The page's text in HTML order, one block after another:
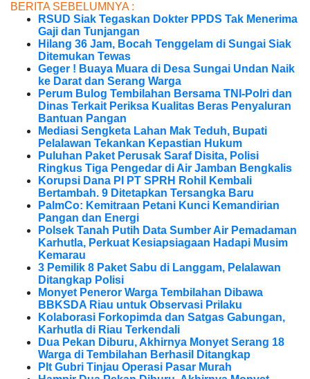
BERITA SEBELUMNYA :
RSUD Siak Tegaskan Dokter PPDS Tak Menerima
Gaji dan Tunjangan
Hilang 36 Jam, Bocah Tenggelam di Sungai Siak
Ditemukan Tewas
Geger ! Buaya Muara di Desa Sungai Undan Naik
ke Darat dan Serang Warga
Perum Bulog Tembilahan Bersama TNI-Polri dan
Dinas Terkait Periksa Kualitas Beras Penyaluran
Bantuan Pangan
Mediasi Sengketa Lahan Mak Teduh, Bupati
Pelalawan Tekankan Kepastian Hukum
Puluhan Paket Perusak Saraf Disita, Polisi
Ringkus Tiga Pengedar di Air Jamban Bengkalis
Korupsi Dana PI PT SPRH Rohil Kembali
Bertambah. 9 Ditetapkan Tersangka Baru
PalmCo: Kemitraan Petani Kunci Kemandirian
Pangan dan Energi
Polsek Tanah Putih Data Sumber Air Pemadaman
Karhutla, Perkuat Kesiapsiagaan Hadapi Musim
Kemarau
3 Pemilik 8 Paket Sabu di Langgam, Pelalawan
Ditangkap Polisi
Monyet Peneror Warga Tembilahan Dibawa
BBKSDA Riau untuk Observasi Prilaku
Kolaborasi Forkopimda dan Satgas Gabungan,
Karhutla di Riau Terkendali
Dua Pekan Diburu, Akhirnya Monyet Serang 18
Warga di Tembilahan Berhasil Ditangkap
Plt Gubri Tinjau Operasi Pasar Murah